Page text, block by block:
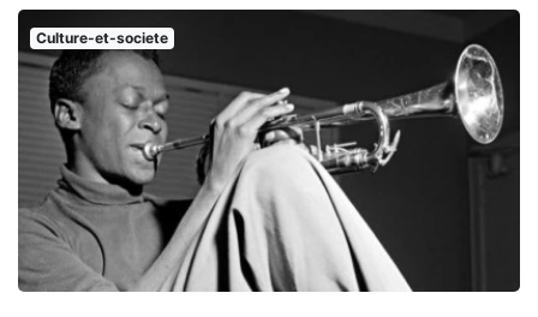
Culture-et-societe